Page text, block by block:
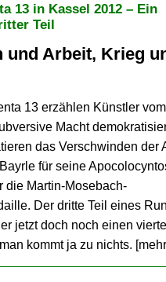
13 in Kassel 2012 – Ein
Teil
und Arbeit, Krieg
13 erzählen Künstler
Macht
das Verschwinden der
für seine
die Martin-Mosebach-
Der dritte Teil eines
jetzt doch noch einen
kommt ja zu nichts. [mehr